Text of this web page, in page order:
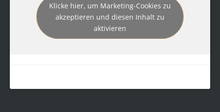
Klicke hier, um Marketing-Cookies zu
akzeptieren und diesen Inhalt zu
aktivieren